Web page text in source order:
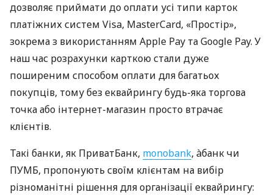
дозволяє приймати до оплати усі типи карток
платіжних систем Visa, MasterCard, «Простір»,
зокрема з використанням Apple Pay та Google Pay. У
наш час розрахунки карткою стали дуже
поширеним способом оплати для багатьох
покупців, тому без еквайрингу будь-яка торгова
точка або інтернет-магазин просто втрачає
клієнтів.
Такі банки, як ПриватБанк, monobank, àбанк чи
ПУМБ, пропонують своїм клієнтам на вибір
різноманітні рішення для організації еквайрингу: